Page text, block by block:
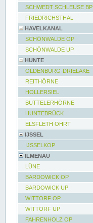
SCHWEDT SCHLEUSE BP
FRIEDRICHSTHAL
HAVELKANAL
SCHÖNWALDE OP
SCHÖNWALDE UP
HUNTE
OLDENBURG-DRIELAKE
REITHÖRNE
HOLLERSIEL
BUTTELERHÖRNE
HUNTEBRÜCK
ELSFLETH OHRT
IJSSEL
IJSSELKOP
ILMENAU
LÜNE
BARDOWICK OP
BARDOWICK UP
WITTORF OP
WITTORF UP
FAHRENHOLZ OP